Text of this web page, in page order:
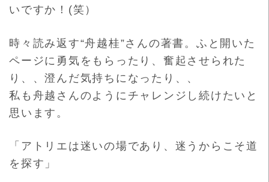
いですか！(笑）
時々読み返す“舟越桂”さんの著書。ふと開いた
ページに勇気をも らったり、奮起させられた
り、、澄んだ気持ちになったり、、
私も舟越さんのようにチャレンジし続けたいと
思います。
「アトリエは迷いの場であり、迷うからこそ道
を探す」